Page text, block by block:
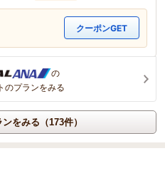
クーポンGET
の
のプランをみる
をみる（173件）